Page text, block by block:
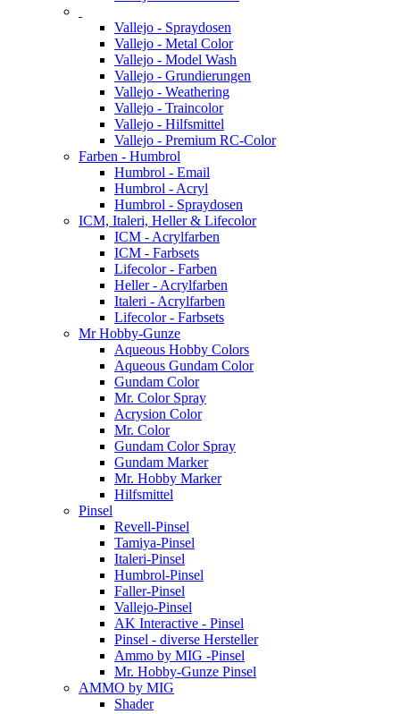
Vallejo - Spraydosen
Vallejo - Metal Color
Vallejo - Model Wash
Vallejo - Grundierungen
Vallejo - Weathering
Vallejo - Traincolor
Vallejo - Hilfsmittel
Vallejo - Premium RC-Color
Farben - Humbrol
Humbrol - Email
Humbrol - Acryl
Humbrol - Spraydosen
ICM, Italeri, Heller & Lifecolor
ICM - Acrylfarben
ICM - Farbsets
Lifecolor - Farben
Heller - Acrylfarben
Italeri - Acrylfarben
Lifecolor - Farbsets
Mr Hobby-Gunze
Aqueous Hobby Colors
Aqueous Gundam Color
Gundam Color
Mr. Color Spray
Acrysion Color
Mr. Color
Gundam Color Spray
Gundam Marker
Mr. Hobby Marker
Hilfsmittel
Pinsel
Revell-Pinsel
Tamiya-Pinsel
Italeri-Pinsel
Humbrol-Pinsel
Faller-Pinsel
Vallejo-Pinsel
AK Interactive - Pinsel
Pinsel - diverse Hersteller
Ammo by MIG -Pinsel
Mr. Hobby-Gunze Pinsel
AMMO by MIG
Shader